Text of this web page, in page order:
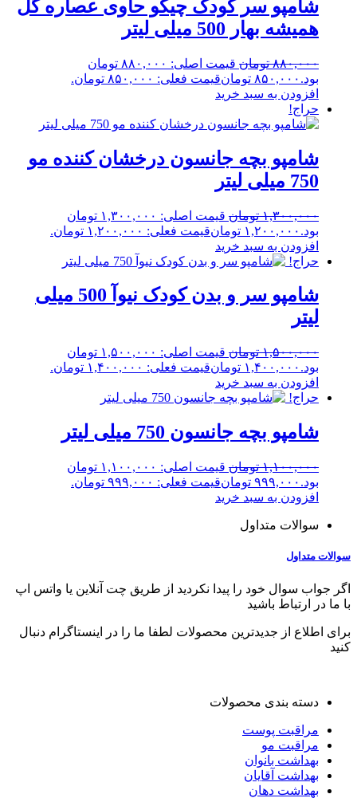
شامپو سر کودک چیکو حاوی عصاره گل
همیشه بهار 500 میلی لیتر
۸۸۰,۰۰۰ تومان
قیمت اصلی: ۸۸۰,۰۰۰ تومان
بود. ۸۵۰,۰۰۰ تومانقیمت فعلی: ۸۵۰,۰۰۰ تومان.
افزودن به سبد خرید
حراج!
شامپو بچه جانسون درخشان کننده مو
750 میلی لیتر
۱,۳۰۰,۰۰۰ تومان
قیمت اصلی: ۱,۳۰۰,۰۰۰ تومان
بود. ۱,۲۰۰,۰۰۰ تومانقیمت فعلی: ۱,۲۰۰,۰۰۰ تومان.
افزودن به سبد خرید
حراج!
شامپو سر و بدن کودک نیوآ 500 میلی
لیتر
۱,۵۰۰,۰۰۰ تومان
قیمت اصلی: ۱,۵۰۰,۰۰۰ تومان
بود. ۱,۴۰۰,۰۰۰ تومانقیمت فعلی: ۱,۴۰۰,۰۰۰ تومان.
افزودن به سبد خرید
حراج!
شامپو بچه جانسون 750 میلی لیتر
۱,۱۰۰,۰۰۰ تومان
قیمت اصلی: ۱,۱۰۰,۰۰۰ تومان
بود. ۹۹۹,۰۰۰ تومانقیمت فعلی: ۹۹۹,۰۰۰ تومان.
افزودن به سبد خرید
سوالات متداول
سوالات متداول
اگر جواب سوال خود را پیدا نکردید از طریق چت آنلاین یا واتس اپ
با ما در ارتباط باشید
برای اطلاع از جدیدترین محصولات لطفا ما را در اینستاگرام دنبال
کنید
دسته بندی محصولات
مراقبت پوست
مراقبت مو
بهداشت بانوان
بهداشت آقایان
بهداشت دهان